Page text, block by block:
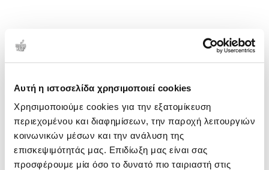
Αυτή η ιστοσελίδα χρησιμοποιεί cookies
Χρησιμοποιούμε cookies για την εξατομίκευση
περιεχομένου και διαφημίσεων, την παροχή λειτουργιών
κοινωνικών μέσων και την ανάλυση της
επισκεψιμότητάς μας. Επιδίωξη μας είναι σας
προσφέρουμε μία όσο το δυνατό πιο ταιριαστή στις